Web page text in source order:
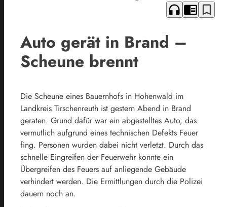
headphones chrome_reader_mode bookmark_border
Auto gerät in Brand –
Scheune brennt
Die Scheune eines Bauernhofs in Hohenwald im
Landkreis Tirschenreuth ist gestern Abend in Brand
geraten. Grund dafür war ein abgestelltes Auto, das
vermutlich aufgrund eines technischen Defekts Feuer
fing. Personen wurden dabei nicht verletzt. Durch das
schnelle Eingreifen der Feuerwehr konnte ein
Übergreifen des Feuers auf anliegende Gebäude
verhindert werden. Die Ermittlungen durch die Polizei
dauern noch an.